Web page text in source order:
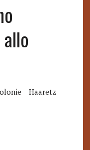
Haaretz